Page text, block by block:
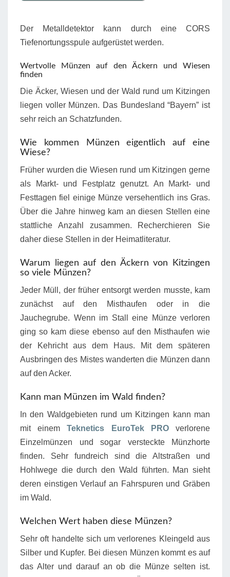
Der Metalldetektor kann durch eine CORS
Tiefenortungsspule aufgerüstet werden.
Wertvolle Münzen auf den Äckern und Wiesen
finden
Die Äcker, Wiesen und der Wald rund um Kitzingen
liegen voller Münzen. Das Bundesland “Bayern” ist
sehr reich an Schatzfunden.
Wie kommen Münzen eigentlich auf eine
Wiese?
Früher wurden die Wiesen rund um Kitzingen gerne
als Markt- und Festplatz genutzt. An Markt- und
Festtagen fiel einige Münze versehentlich ins Gras.
Über die Jahre hinweg kam an diesen Stellen eine
stattliche Anzahl zusammen. Recherchieren Sie
daher diese Stellen in der Heimatliteratur.
Warum liegen auf den Äckern von Kitzingen
so viele Münzen?
Jeder Müll, der früher entsorgt werden musste, kam
zunächst auf den Misthaufen oder in die
Jauchegrube. Wenn im Stall eine Münze verloren
ging so kam diese ebenso auf den Misthaufen wie
der Kehricht aus dem Haus. Mit dem späteren
Ausbringen des Mistes wanderten die Münzen dann
auf den Acker.
Kann man Münzen im Wald finden?
In den Waldgebieten rund um Kitzingen kann man
mit einemTeknetics EuroTek PROverlorene
Einzelmünzen und sogar versteckte Münzhorte
finden. Sehr fundreich sind die Altstraßen und
Hohlwege die durch den Wald führten. Man sieht
deren einstigen Verlauf an Fahrspuren und Gräben
im Wald.
Welchen Wert haben diese Münzen?
Sehr oft handelte sich um verlorenes Kleingeld aus
Silber und Kupfer. Bei diesen Münzen kommt es auf
das Alter und darauf an ob die Münze selten ist.